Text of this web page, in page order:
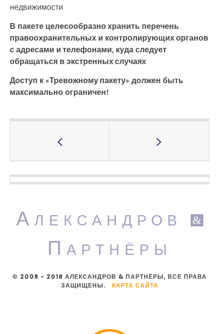
недвижимости
В пакете целесообразно хранить перечень
правоохранительных и контролирующих органов
с адресами и телефонами, куда следует
обращаться в экстренных случаях
Доступ к «Тревожному пакету» должен быть
максимально ограничен!
А ЛЕКСАНДРОВ &
П АРТНЁРЫ
© 2008 - 2018 АЛЕКСАНДРОВ & ПАРТНЁРЫ, ВСЕ ПРАВА
ЗАЩИЩЕНЫ. КАРТА САЙТА